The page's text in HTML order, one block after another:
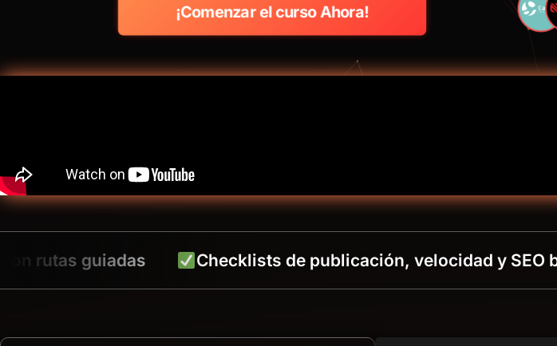
¡Comenzar el curso Ahora!
guiadas Checklists de publicación, velocidad y SEO básico